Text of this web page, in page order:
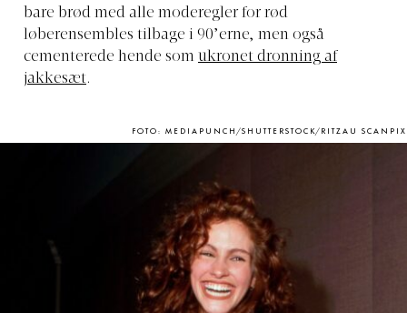
bare brød med alle moderegler for rød
løberensembles tilbage i 90’erne, men også
cementerede hende som ukronet dronning af
jakkesæt.
FOTO: MEDIAPUNCH/SHUTTERSTOCK/RITZAU SCANPIX